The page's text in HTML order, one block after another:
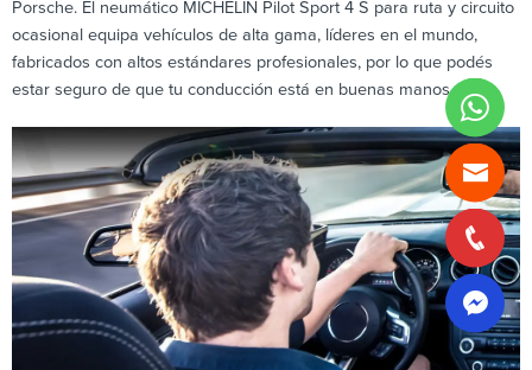
Porsche. El neumático MICHELIN Pilot Sport 4 S para ruta y circuito
ocasional equipa vehículos de alta gama, líderes en el mundo,
fabricados con altos estándares profesionales, por lo que podés
estar seguro de que tu conducción está en buenas manos.